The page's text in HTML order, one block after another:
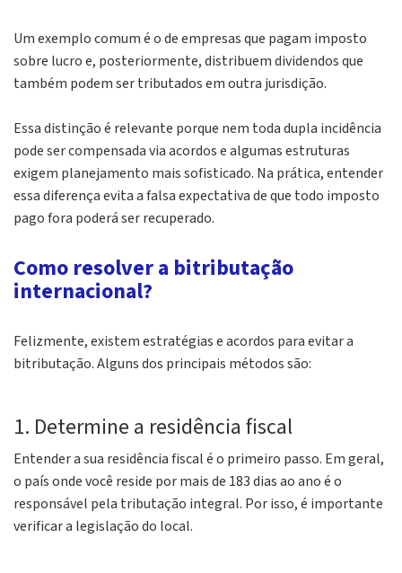
Um exemplo comum é o de empresas que pagam imposto
sobre lucro e, posteriormente, distribuem dividendos que
também podem ser tributados em outra jurisdição.
Essa distinção é relevante porque nem toda dupla incidência
pode ser compensada via acordos e algumas estruturas
exigem planejamento mais sofisticado. Na prática, entender
essa diferença evita a falsa expectativa de que todo imposto
pago fora poderá ser recuperado.
Como resolver a bitributação
internacional?
Felizmente, existem estratégias e acordos para evitar a
bitributação. Alguns dos principais métodos são:
1. Determine a residência fiscal
Entender a sua residência fiscal é o primeiro passo. Em geral,
o país onde você reside por mais de 183 dias ao ano é o
responsável pela tributação integral. Por isso, é importante
verificar a legislação do local.